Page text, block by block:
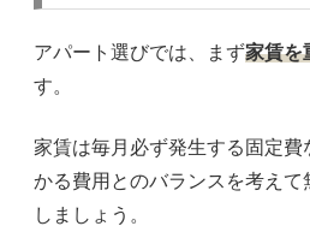
アパート選びでは、まず家賃を
す。
家賃は毎月必ず発生する固定
かる費用とのバランスを考えて
しましょう。